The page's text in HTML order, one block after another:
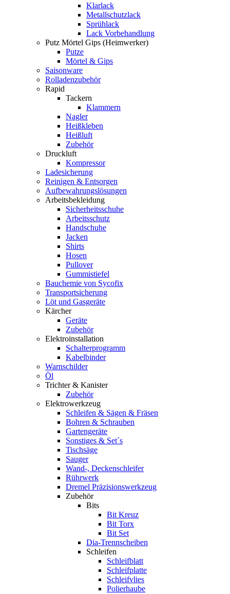
Klarlack
Metallschutzlack
Sprühlack
Lack Vorbehandlung
Putz Mörtel Gips (Heimwerker)
Putze
Mörtel & Gips
Saisonware
Rolladenzubehör
Rapid
Tackern
Klammern
Nagler
Heißkleben
Heißluft
Zubehör
Druckluft
Kompressor
Ladesicherung
Reinigen & Entsorgen
Aufbewahrungslösungen
Arbeitsbekleidung
Sicherheitsschuhe
Arbeitsschutz
Handschuhe
Jacken
Shirts
Hosen
Pullover
Gummistiefel
Bauchemie von Sycofix
Transportsicherung
Löt und Gasgeräte
Kärcher
Geräte
Zubehör
Elektroinstallation
Schalterprogramm
Kabelbinder
Warnschilder
Öl
Trichter & Kanister
Zubehör
Elektrowerkzeug
Schleifen & Sägen & Fräsen
Bohren & Schrauben
Gartengeräte
Sonstiges & Set´s
Tischsäge
Sauger
Wand-, Deckenschleifer
Rührwerk
Dremel Präzisionswerkzeug
Zubehör
Bits
Bit Kreuz
Bit Torx
Bit Set
Dia-Trennscheiben
Schleifen
Schleifblatt
Schleifplatte
Schleifvlies
Polierhaube